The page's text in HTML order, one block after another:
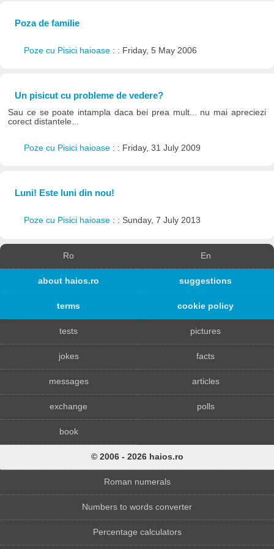
Poza de familie
Poze cu Pisici haioase : : Friday, 5 May 2006
Un pisicut cu probleme de vedere?
Sau ce se poate intampla daca bei prea mult... nu mai apreciezi
corect distantele...
Poze cu Pisici haioase : : Friday, 31 July 2009
Luni! Este luni din nou!
Poze cu Pisici haioase : : Sunday, 7 July 2013
Ro En
about haios.ro suggestions
terms cookie policy
tests pictures
jokes facts
messages articles
exchange polls
book
© 2006 - 2026 haios.ro
Roman numerals
Numbers to words converter
Percentage calculators